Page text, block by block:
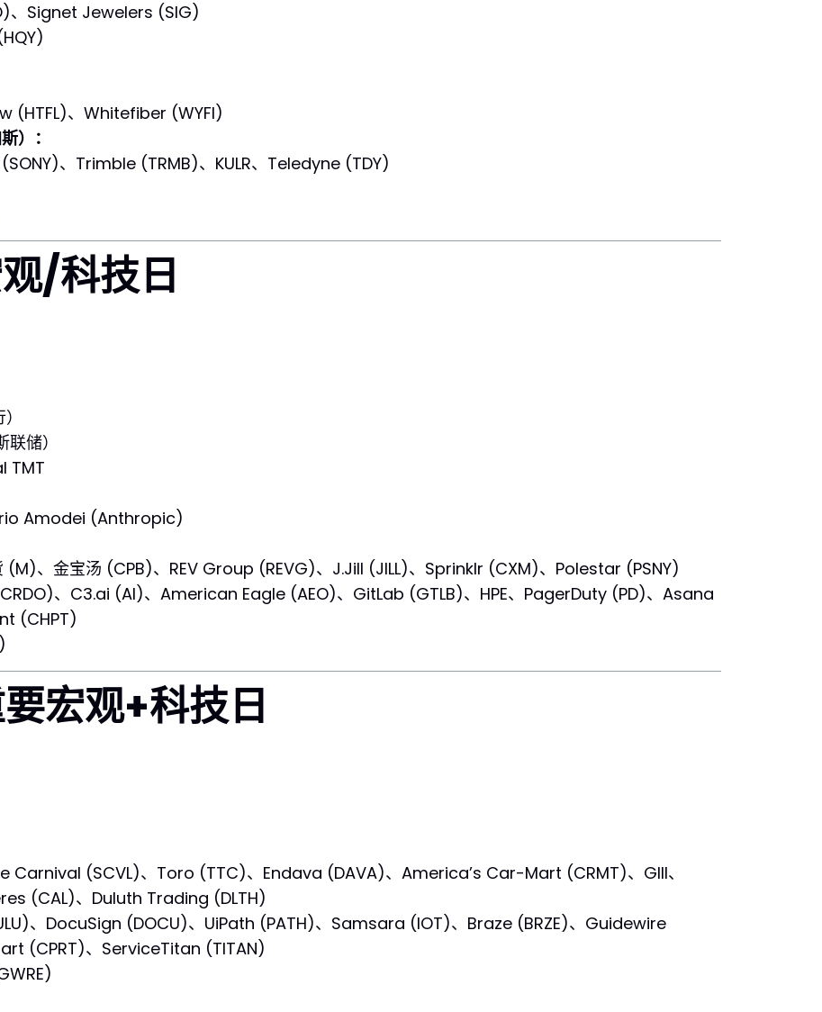
、Signet Jewelers (SIG)
(HTFL)、Whitefiber (WYFI)
）：
、Trimble (TRMB)、KULR、Teledyne (TDY)
/科技日
储）
TMT
Amodei (Anthropic)
、金宝汤 (CPB)、REV Group (REVG)、J.Jill (JILL)、Sprinklr (CXM)、Polestar (PSNY)
、C3.ai (AI)、American Eagle (AEO)、GitLab (GTLB)、HPE、PagerDuty (PD)、Asana
(CHPT)
宏观+科技日
Carnival (SCVL)、Toro (TTC)、Endava (DAVA)、America’s Car-Mart (CRMT)、GIII、
(CAL)、Duluth Trading (DLTH)
、DocuSign (DOCU)、UiPath (PATH)、Samsara (IOT)、Braze (BRZE)、Guidewire
(CPRT)、ServiceTitan (TITAN)